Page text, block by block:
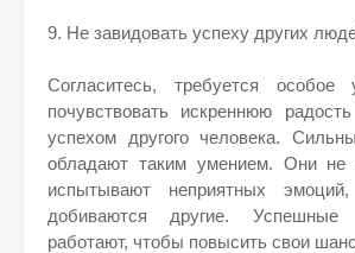
9. Не завидовать успеху других
Согласитесь, требуется особое
почувствовать искреннюю
успехом другого человека.
обладают таким умением. Они не
испытывают неприятных
добиваются другие.
работают, чтобы повысить свои